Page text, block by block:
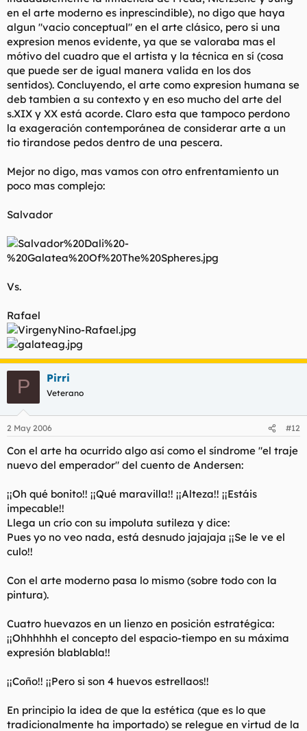
en el arte moderno es inprescindible), no digo que haya
algun "vacio conceptual" en el arte clásico, pero si una
expresion menos evidente, ya que se valoraba mas el
mótivo del cuadro que el artista y la técnica en sí (cosa
que puede ser de igual manera valida en los dos
sentidos). Concluyendo, el arte como expresion humana se
deb tambien a su contexto y en eso mucho del arte del
s.XIX y XX está acorde. Claro esta que tampoco perdono
la exageración contemporánea de considerar arte a un
tio tirandose pedos dentro de una pescera.
Mejor no digo, mas vamos con otro enfrentamiento un
poco mas complejo:
Salvador
Vs.
Rafael
P Pirri
Veterano
2 May 2006 #12
Con el arte ha ocurrido algo así como el síndrome "el traje
nuevo del emperador" del cuento de Andersen:
¡¡Oh qué bonito!! ¡¡Qué maravilla!! ¡¡Alteza!! ¡¡Estáis
impecable!!
Llega un crío con su impoluta sutileza y dice:
Pues yo no veo nada, está desnudo jajajaja ¡¡Se le ve el
culo!!
Con el arte moderno pasa lo mismo (sobre todo con la
pintura).
Cuatro huevazos en un lienzo en posición estratégica:
¡¡Ohhhhhh el concepto del espacio-tiempo en su máxima
expresión blablabla!!
¡¡Coño!! ¡¡Pero si son 4 huevos estrellaos!!
En principio la idea de que la estética (que es lo que
tradicionalmente ha importado) se relegue en virtud de la